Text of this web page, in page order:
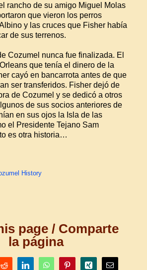
rancho de su amigo Miguel Molas
que vieron los perros
y las cruces que Fisher había
de sus terrenos.
Cozumel nunca fue finalizada. El
que tenía el dinero de la
cayó en bancarrota antes de que
ser transferidos. Fisher dejó de
de Cozumel y se dedicó a otros
de sus socios anteriores de
en sus ojos la Isla de las
el Presidente Tejano Sam
es otra historia…
History
page / Comparte
la página
RedditLinkedInWhatsAppPinterestXing Email